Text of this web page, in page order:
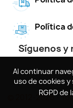
Al continuar
uso de cookies
RGPD de
Al continuar
uso de cookies
RGPD de
Política
Síguenos y
© 2012-2026 -